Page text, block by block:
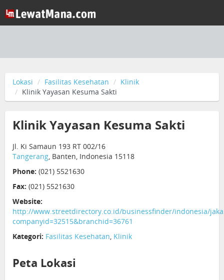
Lokasi Fasilitas Kesehatan
Klinik
Klinik Yayasan Kesuma Sakti
Klinik Yayasan Kesuma Sakti
Jl. Ki Samaun 193 RT 002/16
Tangerang, Banten, Indonesia 15118
Phone: (021) 5521630
Fax: (021) 5521630
Website:
http://www.streetdirectory.co.id/businessfinder/indonesia/
companyid=32515&branchid=36761
Kategori: Fasilitas Kesehatan, Klinik
Peta Lokasi